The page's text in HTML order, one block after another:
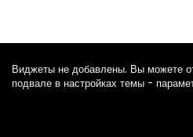
Виджеты не добавлены. Вы можете
подвале в настройках темы -